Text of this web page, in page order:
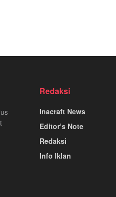
Redaksi
Inacraft News
Editor’s Note
Redaksi
Info Iklan